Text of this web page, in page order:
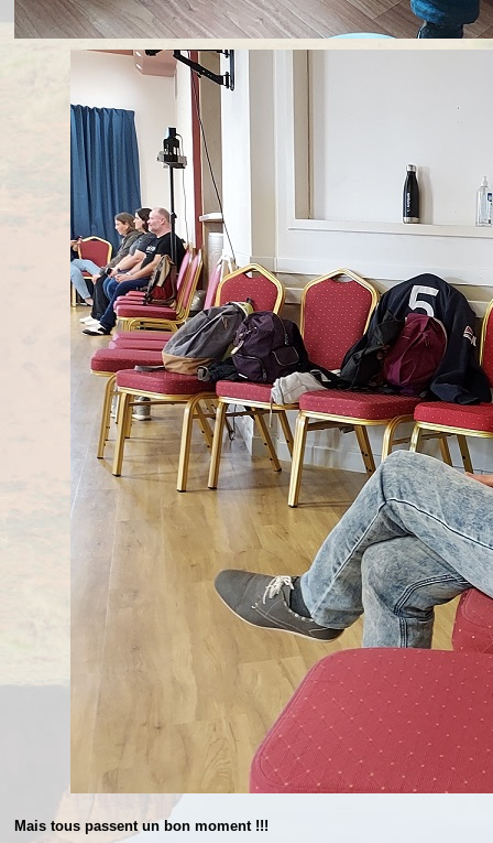
Mais tous passent un bon moment !!!